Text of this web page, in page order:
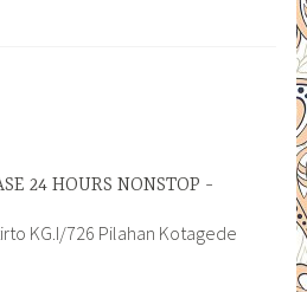
24 HOURS NONSTOP
KG.I/726 Pilahan Kotagede